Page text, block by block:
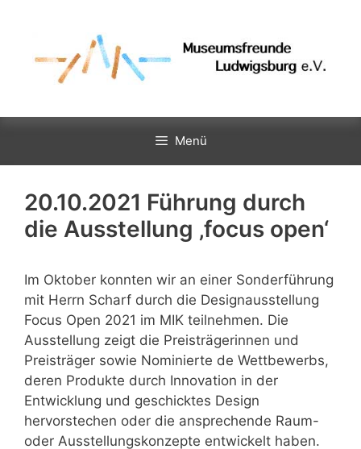
Menü
20.10.2021 Führung durch
die Ausstellung ‚focus open‘
Im Oktober konnten wir an einer Sonderführung
mit Herrn Scharf durch die Designausstellung
Focus Open 2021 im MIK teilnehmen. Die
Ausstellung zeigt die Preisträgerinnen und
Preisträger sowie Nominierte de Wettbewerbs,
deren Produkte durch Innovation in der
Entwicklung und geschicktes Design
hervorstechen oder die ansprechende Raum-
oder Ausstellungskonzepte entwickelt haben.